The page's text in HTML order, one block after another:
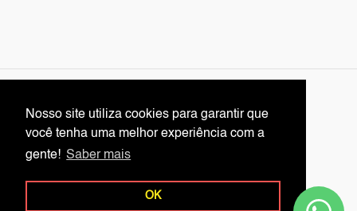
Nosso site utiliza cookies para garantir que
você tenha uma melhor experiência com a
gente! Saber mais
OK
Nosso site utiliza cookies para garantir que
você tenha uma melhor experiência com a
gente! Saber mais
OK
A
N
U
A
English
Facebook
Rei Embalagens Online